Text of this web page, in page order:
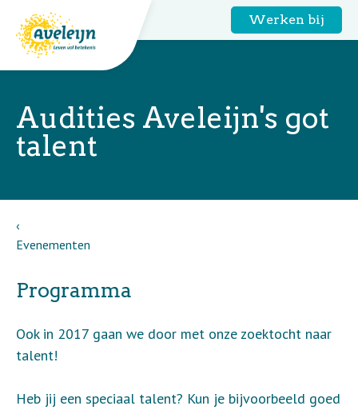
Werken bij
Audities Aveleijn's got
talent
Evenementen
Programma
Ook in 2017 gaan we door met onze zoektocht naar
talent!
Heb jij een speciaal talent? Kun je bijvoorbeeld goed